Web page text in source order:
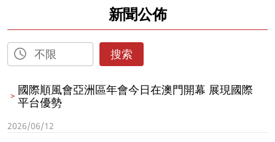
新聞公佈
搜索
國際順風會亞洲區年會今日在澳門開幕 展現國際
平台優勢
2026/06/12